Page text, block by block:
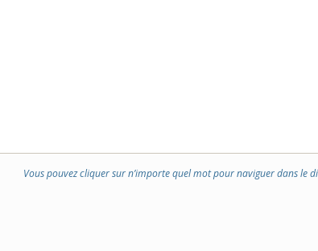
Vous pouvez cliquer sur n’importe quel mot pour naviguer dans le